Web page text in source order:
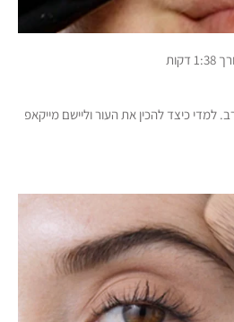
למדי כיצד להכין את העור וליישם מייקאפ